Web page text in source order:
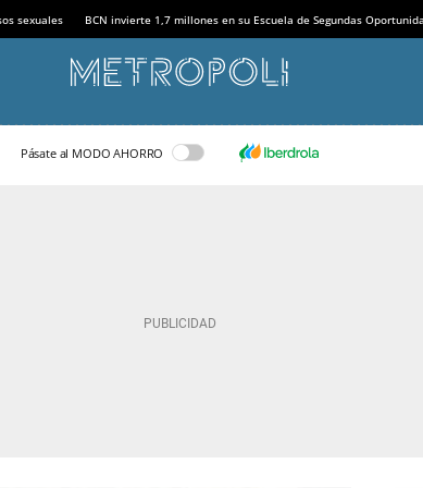
sexuales BCN invierte 1,7 millones en su Escuela de Segundas
Pásate al MODO AHORRO